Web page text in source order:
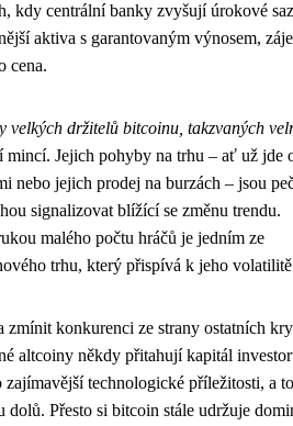
kdy centrální banky zvyšují úrokové
aktiva s garantovaným výnosem,
cena.
velkých držitelů bitcoinu, takzvaných
mincí. Jejich pohyby na trhu – ať už jde
nebo jejich prodej na burzách – jsou
signalizovat blížící se změnu trendu.
malého počtu hráčů je jedním ze
trhu, který přispívá k jeho
zmínit konkurenci ze strany ostatních
altcoiny někdy přitahují kapitál
technologické příležitosti, a
dolů. Přesto si bitcoin stále udržuje